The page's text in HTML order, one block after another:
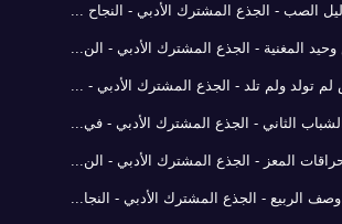
الصب - الجذع المشترك الأدبي - النجاح ...
المغنية - الجذع المشترك الأدبي - الن...
تولد ولم تلد - الجذع المشترك الأدبي - ...
الثاني - الجذع المشترك الأدبي - في...
المعز - الجذع المشترك الأدبي - الن...
الربيع - الجذع المشترك الأدبي - النجا...